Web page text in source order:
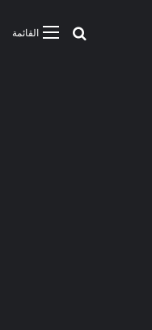
القائمةبحث عن